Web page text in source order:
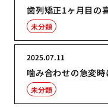
歯列矯正1ヶ月目の
未分類
噛み合わせの急変
2025.07.11
未分類